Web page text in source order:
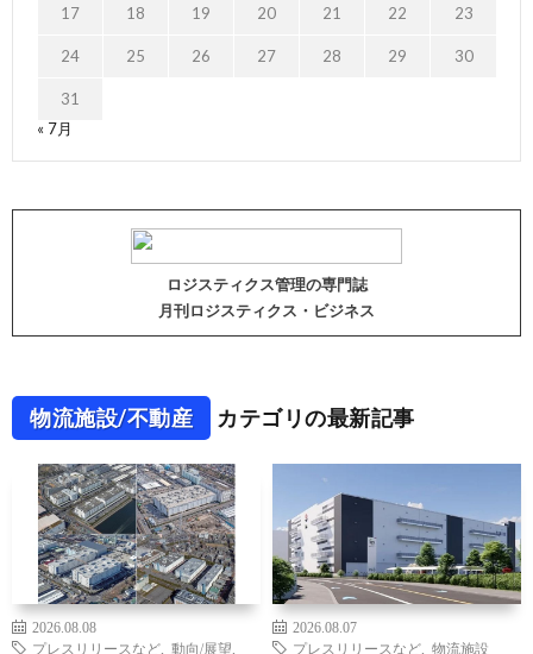
17 18 19 20 21 22 23
24 25 26 27 28 29 30
31
« 7月
ロジスティクス管理の専門誌
月刊ロジスティクス・ビジネス
物流施設/不動産 カテゴリの最新記事
2026.08.08
プレスリリースなど
動向/展望
2026.08.07
プレスリリースなど
物流施設